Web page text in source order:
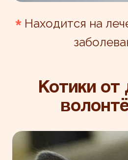
* Находится на
Котики от